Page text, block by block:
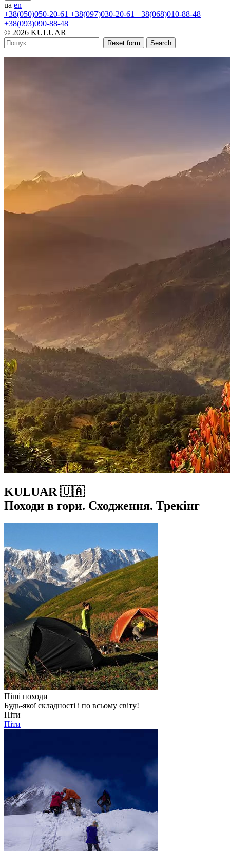
ua en
+38(050)050-20-61 +38(097)030-20-61 +38(068)010-88-48
+38(093)090-88-48
© 2026 KULUAR
Reset form Search
KULUAR 🇺🇦
Походи в гори. Сходження. Трекінг
Піші походи
Будь-якої складності і по всьому світу!
Піти
Піти